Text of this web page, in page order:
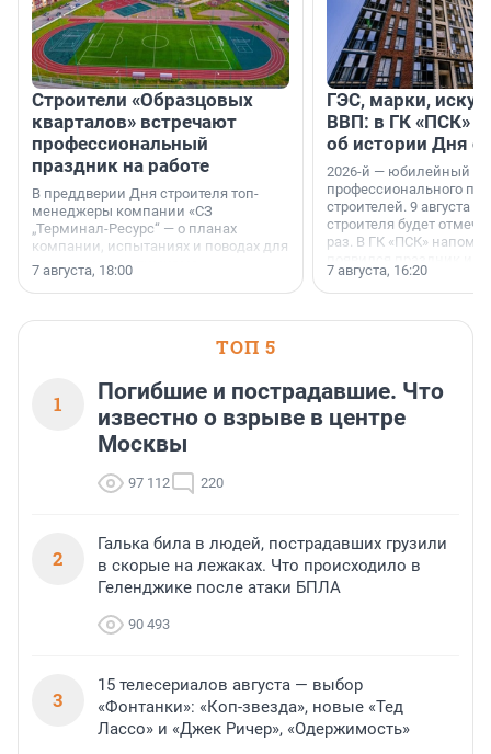
Строители «Образцовых
кварталов» встречают
профессиональный
праздник на работе
В преддверии Дня строителя топ-
менеджеры компании «СЗ
„Терминал-Ресурс“ — о планах
компании, испытаниях и поводах для
осторожного оптимизма.
7 августа, 18:00
ГЭС, марки,
ВВП: в ГК «ПСК»
об истории Дня
2026-й — юбилейный
профессионального
строителей. 9 августа
строителя будет
раз. В ГК «ПСК»
поменялась роль
7 августа, 16:20
ТОП 5
1
Погибшие и пострадавшие. Что
известно о взрыве в центре
Москвы
97 112 220
2
Галька била в людей, пострадавших грузили
в скорые на лежаках. Что происходило в
Геленджике после атаки БПЛА
90 493
3
15 телесериалов августа — выбор
«Фонтанки»: «Коп-звезда», новые «Тед
Лассо» и «Джек Ричер», «Одержимость»